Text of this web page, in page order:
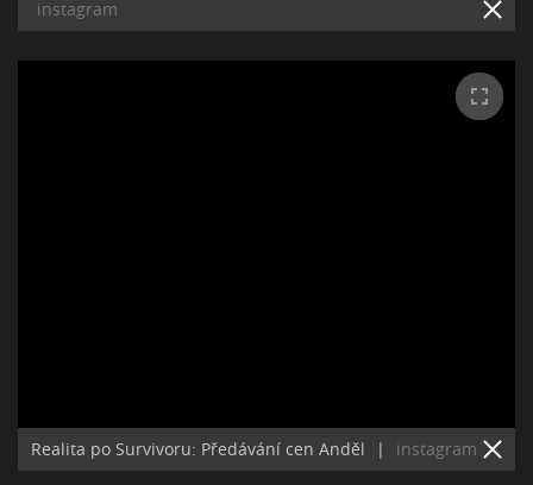
instagram
Realita po Survivoru: Předávání cen Anděl | instagram